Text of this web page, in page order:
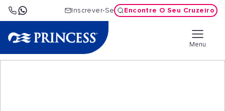
Inscrever-Se Encontre O Seu Cruzeiro
Menu